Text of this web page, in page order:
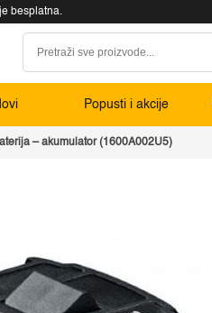
besplatna.
Popusti i akcije
– akumulator (1600A002U5)